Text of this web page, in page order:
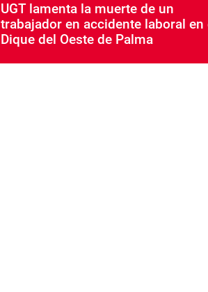
UGT lamenta la muerte de un
trabajador en accidente laboral en
Dique del Oeste de Palma